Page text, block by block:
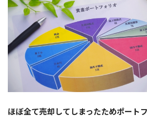
ほぼ全て売却してしまったためポート